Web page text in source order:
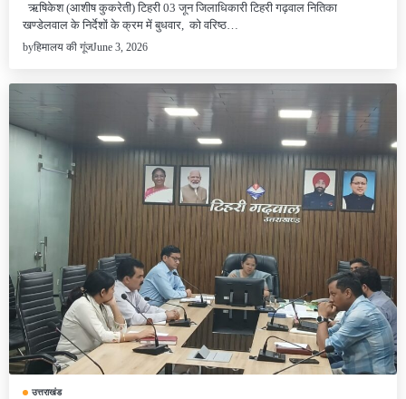
ऋषिकेश (आशीष कुकरेती) टिहरी 03 जून जिलाधिकारी टिहरी गढ़वाल नितिका
खण्डेलवाल के निर्देशों के क्रम में बुधवार, को वरिष्ठ…
byहिमालय की गूंजJune 3, 2026
उत्तराखंड